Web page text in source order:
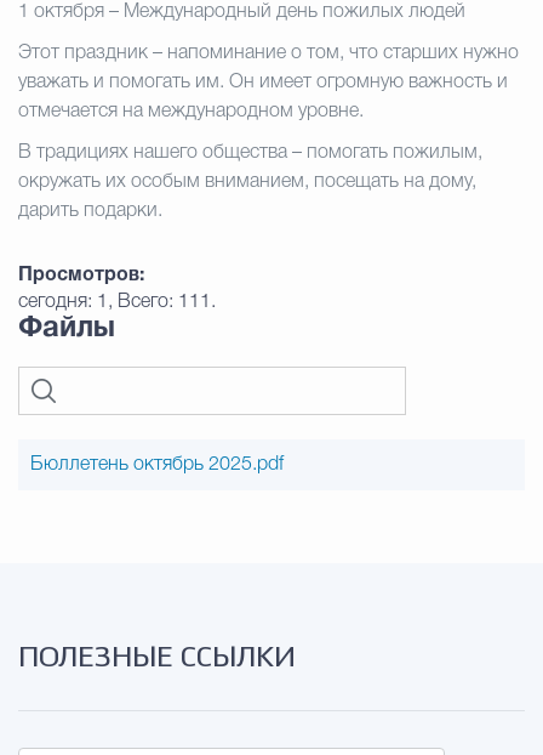
Избирательная
Гостям Городского
1 октября – Международный день пожилых людей
Этот праздник – напоминание о том, что старших нужно
уважать и помогать им. Он имеет огромную важность и
отмечается на международном уровне.
В традициях нашего общества – помогать пожилым,
окружать их особым вниманием, посещать на дому,
дарить подарки.
Просмотров:
сегодня: 1, Всего: 111.
Файлы
Бюллетень октябрь 2025.pdf
ПОЛЕЗНЫЕ ССЫЛКИ